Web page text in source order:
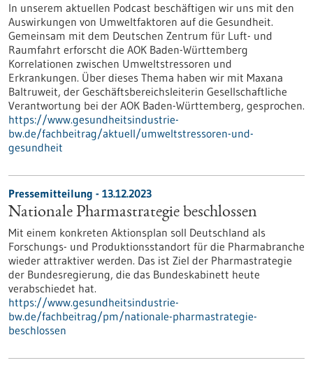
In unserem aktuellen Podcast beschäftigen wir uns mit den
Auswirkungen von Umweltfaktoren auf die Gesundheit.
Gemeinsam mit dem Deutschen Zentrum für Luft- und
Raumfahrt erforscht die AOK Baden-Württemberg
Korrelationen zwischen Umweltstressoren und
Erkrankungen. Über dieses Thema haben wir mit Maxana
Baltruweit, der Geschäftsbereichsleiterin Gesellschaftliche
Verantwortung bei der AOK Baden-Württemberg, gesprochen.
https://www.gesundheitsindustrie-
bw.de/fachbeitrag/aktuell/umweltstressoren-und-
gesundheit
Pressemitteilung - 13.12.2023
Nationale Pharmastrategie beschlossen
Mit einem konkreten Aktionsplan soll Deutschland als
Forschungs- und Produktionsstandort für die Pharmabranche
wieder attraktiver werden. Das ist Ziel der Pharmastrategie
der Bundesregierung, die das Bundeskabinett heute
verabschiedet hat.
https://www.gesundheitsindustrie-
bw.de/fachbeitrag/pm/nationale-pharmastrategie-
beschlossen